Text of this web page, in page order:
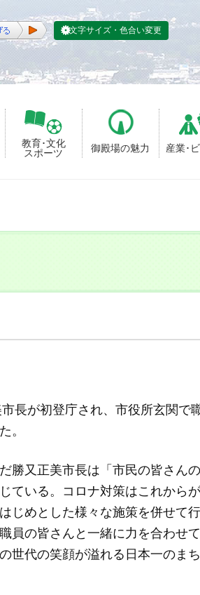
教育･文化
スポーツ
御殿場の魅力 産業･
文字サイズ・色合い変更
長が初登庁され、市役所玄関で
。
勝又正美市長は「市民の皆さん
ている。コロナ対策はこれから
じめとした様々な施策を併せて
員の皆さんと一緒に力を合わせ
世代の笑顔が溢れる日本一のま